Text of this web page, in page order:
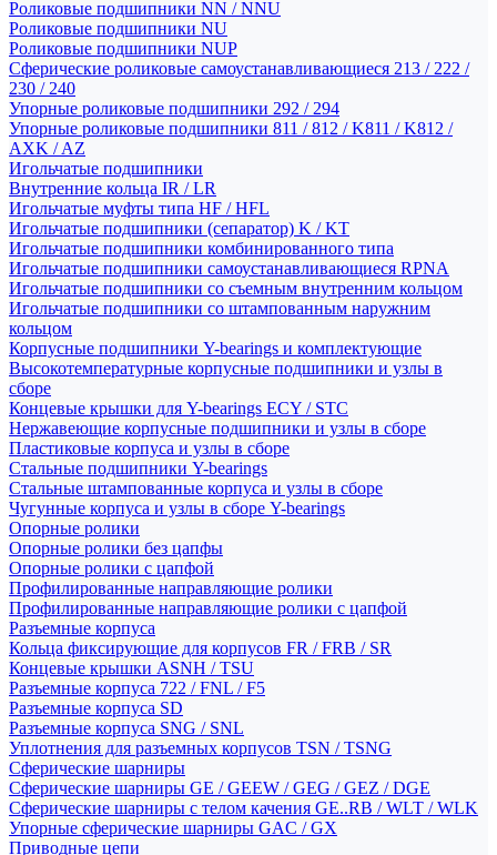
Роликовые подшипники NN / NNU
Роликовые подшипники NU
Роликовые подшипники NUP
Сферические роликовые самоустанавливающиеся 213 / 222 /
230 / 240
Упорные роликовые подшипники 292 / 294
Упорные роликовые подшипники 811 / 812 / K811 / K812 /
AXK / AZ
Игольчатые подшипники
Внутренние кольца IR / LR
Игольчатые муфты типа HF / HFL
Игольчатые подшипники (сепаратор) K / KT
Игольчатые подшипники комбинированного типа
Игольчатые подшипники самоустанавливающиеся RPNA
Игольчатые подшипники со съемным внутренним кольцом
Игольчатые подшипники со штампованным наружним
кольцом
Корпусные подшипники Y-bearings и комплектующие
Высокотемпературные корпусные подшипники и узлы в
сборе
Концевые крышки для Y-bearings ECY / STC
Нержавеющие корпусные подшипники и узлы в сборе
Пластиковые корпуса и узлы в сборе
Стальные подшипники Y-bearings
Стальные штампованные корпуса и узлы в сборе
Чугунные корпуса и узлы в сборе Y-bearings
Опорные ролики
Опорные ролики без цапфы
Опорные ролики с цапфой
Профилированные направляющие ролики
Профилированные направляющие ролики с цапфой
Разъемные корпуса
Кольца фиксирующие для корпусов FR / FRB / SR
Концевые крышки ASNH / TSU
Разъемные корпуса 722 / FNL / F5
Разъемные корпуса SD
Разъемные корпуса SNG / SNL
Уплотнения для разъемных корпусов TSN / TSNG
Сферические шарниры
Сферические шарниры GE / GEEW / GEG / GEZ / DGE
Сферические шарниры с телом качения GE..RB / WLT / WLK
Упорные сферические шарниры GAC / GX
Приводные цепи